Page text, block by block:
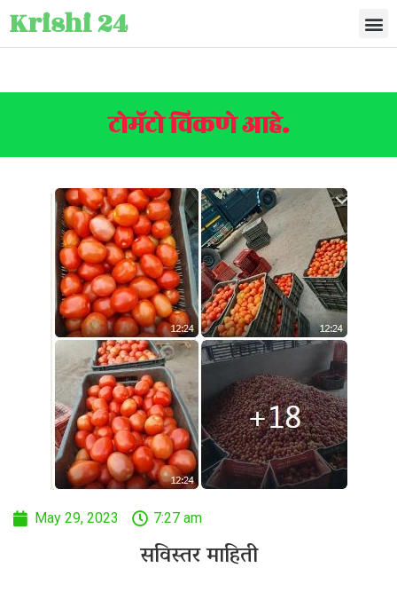
Krishi 24
टोमॅटो विकणे आहे.
May 29, 2023 7:27 am
सविस्तर माहिती